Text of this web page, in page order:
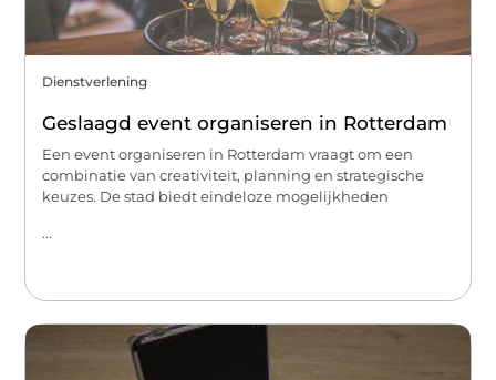
Dienstverlening
Geslaagd event organiseren in Rotterdam
Een event organiseren in Rotterdam vraagt om een
combinatie van creativiteit, planning en strategische
keuzes. De stad biedt eindeloze mogelijkheden
...